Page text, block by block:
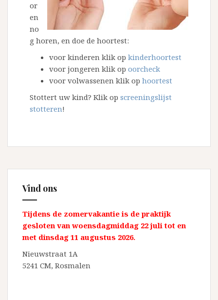
or
en
no
g horen, en doe de hoortest:
voor kinderen klik op kinderhoortest
voor jongeren klik op oorcheck
voor volwassenen klik op hoortest
Stottert uw kind? Klik op screeningslijst
stotteren!
Vind ons
Tijdens de zomervakantie is de praktijk
gesloten van woensdagmiddag 22 juli tot en
met dinsdag 11 augustus 2026.
Nieuwstraat 1A
5241 CM, Rosmalen